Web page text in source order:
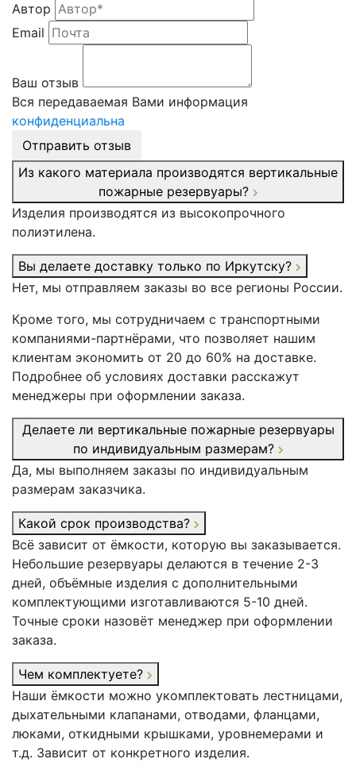
Автор
Email
Ваш отзыв
Вся передаваемая Вами информация
конфиденциальна
Отправить отзыв
Из какого материала производятся вертикальные
пожарные резервуары?
Изделия производятся из высокопрочного
полиэтилена.
Вы делаете доставку только по Иркутску?
Нет, мы отправляем заказы во все регионы России.
Кроме того, мы сотрудничаем с транспортными
компаниями-партнёрами, что позволяет нашим
клиентам экономить от 20 до 60% на доставке.
Подробнее об условиях доставки расскажут
менеджеры при оформлении заказа.
Делаете ли вертикальные пожарные резервуары
по индивидуальным размерам?
Да, мы выполняем заказы по индивидуальным
размерам заказчика.
Какой срок производства?
Всё зависит от ёмкости, которую вы заказывается.
Небольшие резервуары делаются в течение 2-3
дней, объёмные изделия с дополнительными
комплектующими изготавливаются 5-10 дней.
Точные сроки назовёт менеджер при оформлении
заказа.
Чем комплектуете?
Наши ёмкости можно укомплектовать лестницами,
дыхательными клапанами, отводами, фланцами,
люками, откидными крышками, уровнемерами и
т.д. Зависит от конкретного изделия.